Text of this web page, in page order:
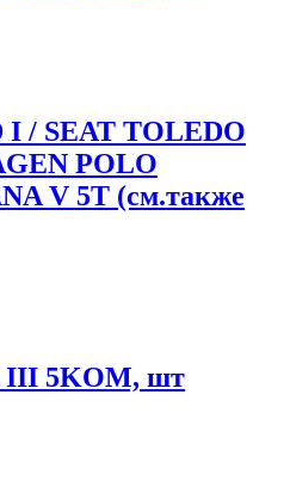
I / SEAT TOLEDO
POLO
V 5T (см.также
III 5KOM, шт